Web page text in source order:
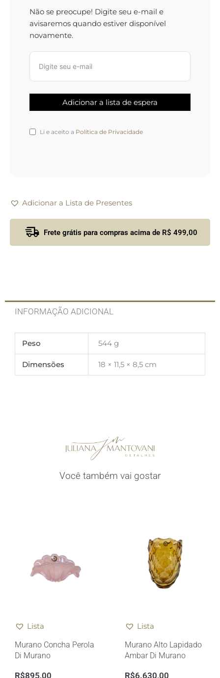
Não se preocupe! Digite seu e-mail e
avisaremos quando estiver disponível
novamente.
Li e aceito a Política de Privacidade
Adicionar a Lista de Presentes
Frete grátis para compras acima de R$ 499,00
INFORMAÇÃO ADICIONAL
Peso 544 g
Dimensões 18 × 11,5 × 8,5 cm
Você também vai gostar
Lista
Murano Concha Perola
Di Murano
R$895,00
Lista
Murano Alto Lapidado
Ambar Di Murano
R$6.630,00